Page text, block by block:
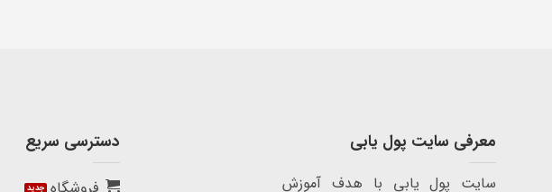
معرفی سایت پول یابی
سایت پول یابی با هدف آموزش
دسترسی سریع